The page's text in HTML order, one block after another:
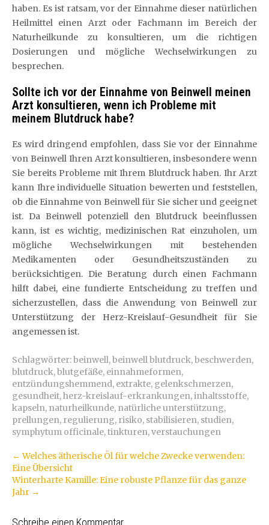
haben. Es ist ratsam, vor der Einnahme dieser natürlichen
Heilmittel einen Arzt oder Fachmann im Bereich der
Naturheilkunde zu konsultieren, um die richtigen
Dosierungen und mögliche Wechselwirkungen zu
besprechen.
Sollte ich vor der Einnahme von Beinwell meinen
Arzt konsultieren, wenn ich Probleme mit
meinem Blutdruck habe?
Es wird dringend empfohlen, dass Sie vor der Einnahme
von Beinwell Ihren Arzt konsultieren, insbesondere wenn
Sie bereits Probleme mit Ihrem Blutdruck haben. Ihr Arzt
kann Ihre individuelle Situation bewerten und feststellen,
ob die Einnahme von Beinwell für Sie sicher und geeignet
ist. Da Beinwell potenziell den Blutdruck beeinflussen
kann, ist es wichtig, medizinischen Rat einzuholen, um
mögliche Wechselwirkungen mit bestehenden
Medikamenten oder Gesundheitszuständen zu
berücksichtigen. Die Beratung durch einen Fachmann
hilft dabei, eine fundierte Entscheidung zu treffen und
sicherzustellen, dass die Anwendung von Beinwell zur
Unterstützung der Herz-Kreislauf-Gesundheit für Sie
angemessen ist.
Schlagwörter:beinwell,beinwell blutdruck,beschwerden,
blutdruck,blutgefäße, einnahmeformen,
entzündungshemmend, extrakte, gelenkschmerzen,
gesundheit,herz-kreislauf-erkrankungen,inhaltsstoffe,
kapseln, naturheilkunde, natürliche unterstützung,
prellungen, regulierung, risiko, stabilisieren, studien,
symphytum officinale,tinkturen,verstauchungen
Artikel-
Navigation
← Welches ätherische Öl für welche Zwecke verwenden:
Eine Übersicht
Winterharte Kamille: Eine robuste Pflanze für das ganze
Jahr →
Schreibe einen Kommentar